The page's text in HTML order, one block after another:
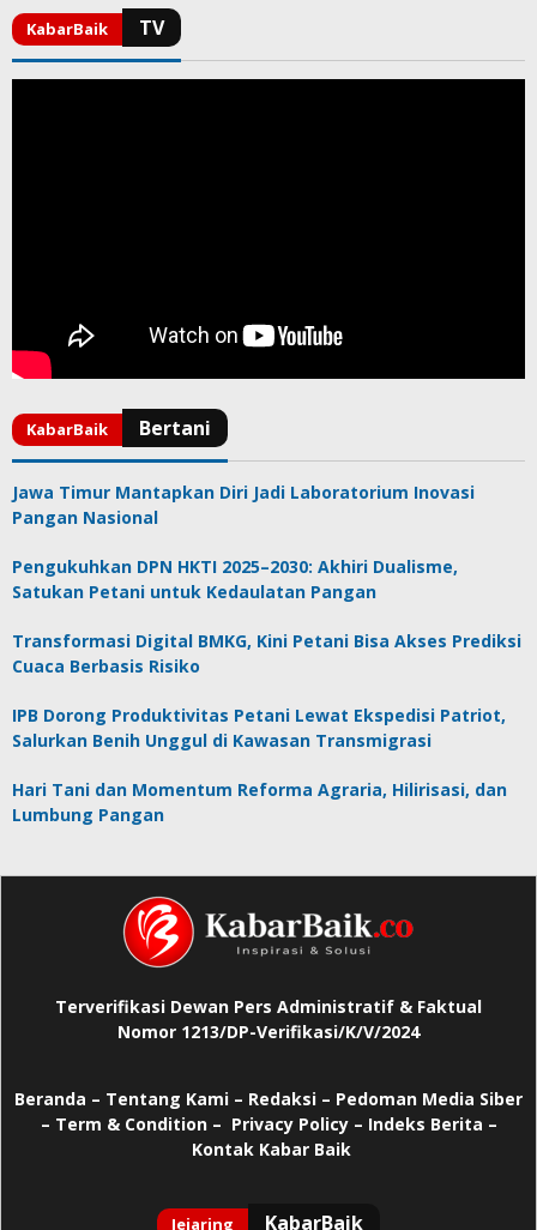
Jawa Timur Mantapkan Diri Jadi Laboratorium Inovasi
Pangan Nasional
Pengukuhkan DPN HKTI 2025–2030: Akhiri Dualisme,
Satukan Petani untuk Kedaulatan Pangan
Transformasi Digital BMKG, Kini Petani Bisa Akses Prediksi
Cuaca Berbasis Risiko
IPB Dorong Produktivitas Petani Lewat Ekspedisi Patriot,
Salurkan Benih Unggul di Kawasan Transmigrasi
Hari Tani dan Momentum Reforma Agraria, Hilirisasi, dan
Lumbung Pangan
Terverifikasi Dewan Pers Administratif & Faktual
Nomor 1213/DP-Verifikasi/K/V/2024
Beranda – Tentang Kami – Redaksi – Pedoman Media Siber
– Term & Condition – Privacy Policy– Indeks Berita –
Kontak Kabar Baik